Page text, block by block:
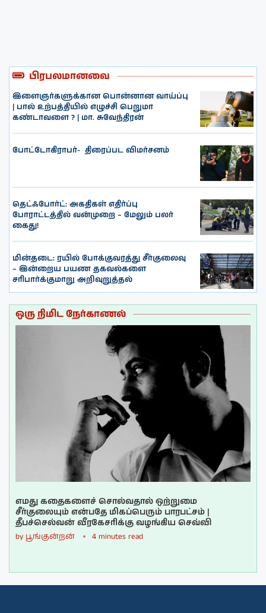
பிரபலமானவை
இளைஞர்களுக்கான பொன்னான வாய்ப்பு
| பால் உற்பத்தியில் எழுச்சி பெறுமா
கண்டாவளை ? | மா. சுவேந்திரன்
போட்டோகிராபர்- ‌ திரைப்பட விமர்சனம்
தெட்ஃபோர்ட்: அகதிகள் எதிர்ப்பு
போராட்டத்தில் வன்முறை – மேலும் பலர்
கைது!
மின்தடை: ரயில் போக்குவரத்து சீர்குலைவு
– இன்றைய பயண தகவல்களை
சரிபார்க்குமாறு அறிவுறுத்தல்
ஒரு நிமிட நேர்காணல்
எமது கதைகளைச் சொல்வதால் ஒற்றுமை
சீர்குலையும் என்பதே மிகப்பெரும் பாரபட்சம் |
தீபச்செல்வன் வீரகேசரிக்கு வழங்கிய செவ்வி
by பூங்குன்றன் 4 minutes read